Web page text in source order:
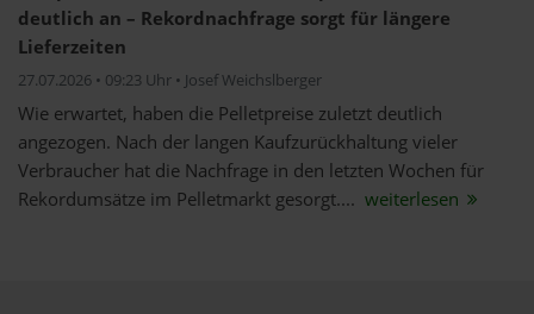
deutlich an – Rekordnachfrage sorgt für längere
Lieferzeiten
27.07.2026 • 09:23 Uhr • Josef Weichslberger
Wie erwartet, haben die Pelletpreise zuletzt deutlich
angezogen. Nach der langen Kaufzurückhaltung vieler
Verbraucher hat die Nachfrage in den letzten Wochen für
Rekordumsätze im Pelletmarkt gesorgt.... weiterlesen